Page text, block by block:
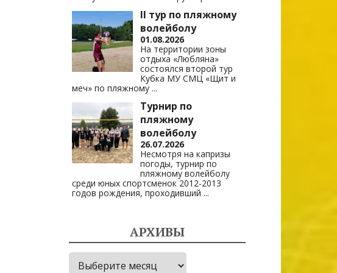
II тур по пляжному
волейболу
01.08.2026
На территории зоны
отдыха «Любляна»
состоялся второй тур
Кубка МУ СМЦ «Щит и
меч» по пляжному ...
Турнир по
пляжному
волейболу
26.07.2026
Несмотря на капризы
погоды, турнир по
пляжному волейболу
среди юных спортсменок 2012-2013
годов рождения, проходивший ...
АРХИВЫ
Архивы